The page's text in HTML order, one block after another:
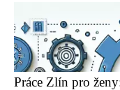
Práce Zlín pro